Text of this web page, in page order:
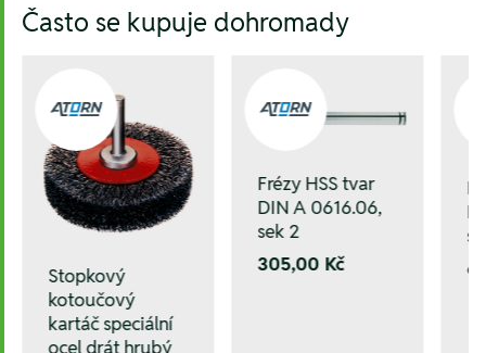
Často se kupuje dohromady
Stopkový
kotoučový
kartáč speciální
ocel drát hrubý
Frézy HSS tvar
DIN A 0616.06,
sek 2
305,00 Kč